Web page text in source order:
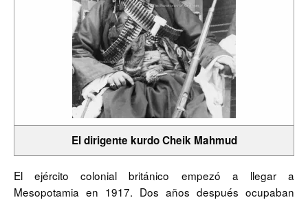
El dirigente kurdo Cheik Mahmud
El ejército colonial británico empezó a llegar a
Mesopotamia en 1917. Dos años después ocupaban